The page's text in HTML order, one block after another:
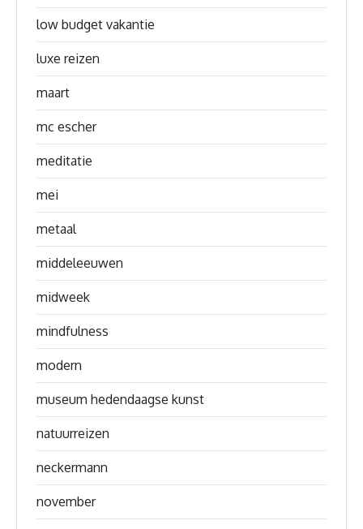
low budget vakantie
luxe reizen
maart
mc escher
meditatie
mei
metaal
middeleeuwen
midweek
mindfulness
modern
museum hedendaagse kunst
natuurreizen
neckermann
november